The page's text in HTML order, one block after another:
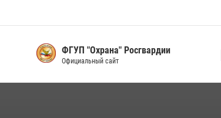
ФГУП "Охрана" Росгвардии
Официальный сайт